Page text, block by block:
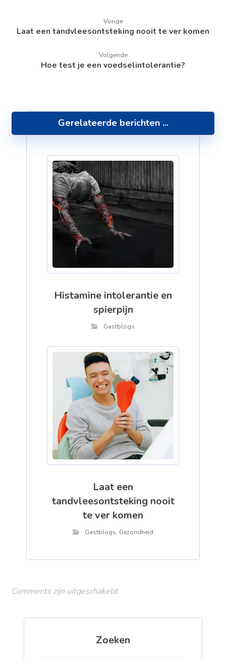
Vorige
Laat een tandvleesontsteking nooit te ver komen
Volgende
Hoe test je een voedselintolerantie?
Gerelateerde berichten ...
Histamine intolerantie en
spierpijn
Gastblogs
Laat een
tandvleesontsteking nooit
te ver komen
Gastblogs, Gezondheid
Comments zijn uitgeschakeld.
Zoeken